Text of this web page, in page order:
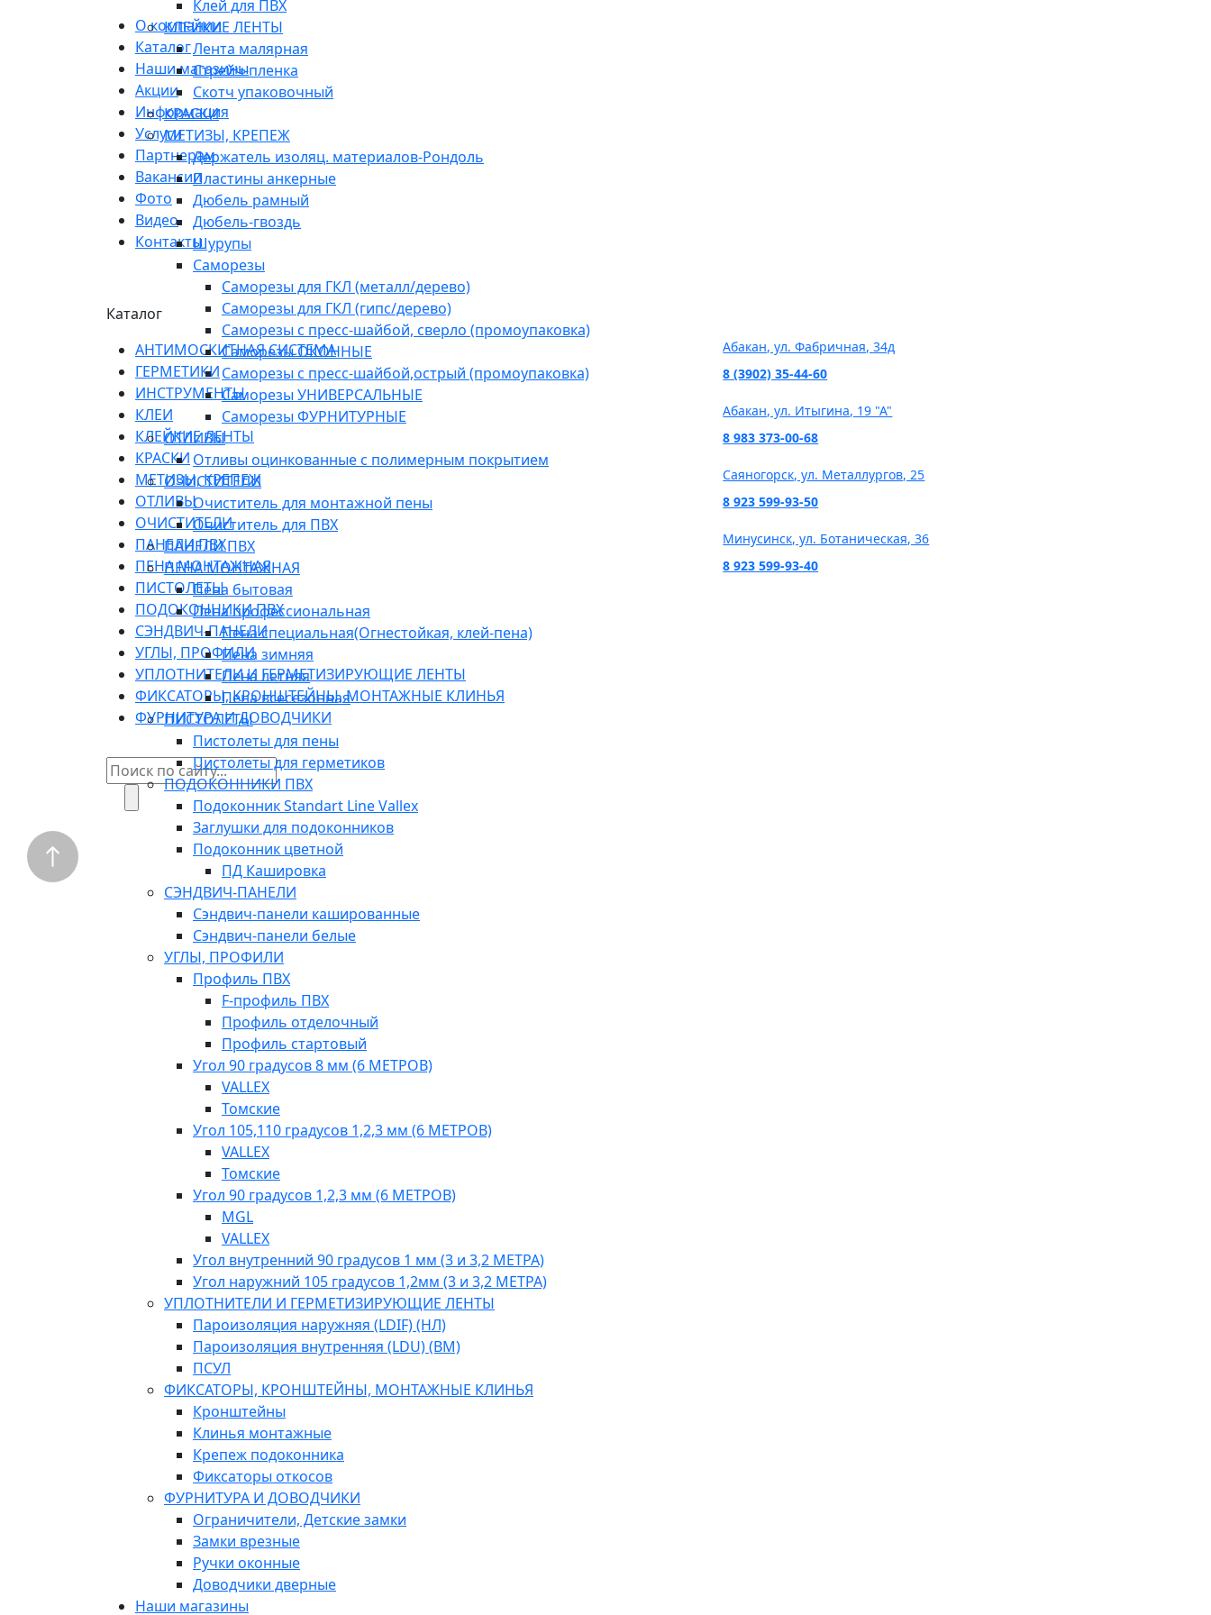
Клей для ПВХ
КЛЕЙКИЕ ЛЕНТЫ
Лента малярная
Стрейч-пленка
Скотч упаковочный
КРАСКИ
МЕТИЗЫ, КРЕПЕЖ
Держатель изоляц. материалов-Рондоль
Пластины анкерные
Дюбель рамный
Дюбель-гвоздь
Шурупы
Саморезы
Саморезы для ГКЛ (металл/дерево)
Саморезы для ГКЛ (гипс/дерево)
Саморезы с пресс-шайбой, сверло (промоупаковка)
Саморезы ОКОННЫЕ
Саморезы с пресс-шайбой,острый (промоупаковка)
Саморезы УНИВЕРСАЛЬНЫЕ
Саморезы ФУРНИТУРНЫЕ
ОТЛИВЫ
Отливы оцинкованные с полимерным покрытием
ОЧИСТИТЕЛИ
Очиститель для монтажной пены
Очиститель для ПВХ
ПАНЕЛИ ПВХ
ПЕНА МОНТАЖНАЯ
Пена бытовая
Пена профессиональная
Пена специальная(Огнестойкая, клей-пена)
Пена зимняя
Пена летняя
Пена всесезонная
ПИСТОЛЕТЫ
Пистолеты для пены
Пистолеты для герметиков
ПОДОКОННИКИ ПВХ
Подоконник Standart Line Vallex
Заглушки для подоконников
Подоконник цветной
ПД Кашировка
СЭНДВИЧ-ПАНЕЛИ
Сэндвич-панели кашированные
Сэндвич-панели белые
УГЛЫ, ПРОФИЛИ
Профиль ПВХ
F-профиль ПВХ
Профиль отделочный
Профиль стартовый
Угол 90 градусов 8 мм (6 МЕТРОВ)
VALLEX
Томские
Угол 105,110 градусов 1,2,3 мм (6 МЕТРОВ)
VALLEX
Томские
Угол 90 градусов 1,2,3 мм (6 МЕТРОВ)
MGL
VALLEX
Угол внутренний 90 градусов 1 мм (3 и 3,2 МЕТРА)
Угол наружний 105 градусов 1,2мм (3 и 3,2 МЕТРА)
УПЛОТНИТЕЛИ И ГЕРМЕТИЗИРУЮЩИЕ ЛЕНТЫ
Пароизоляция наружняя (LDIF) (НЛ)
Пароизоляция внутренняя (LDU) (ВМ)
ПСУЛ
ФИКСАТОРЫ, КРОНШТЕЙНЫ, МОНТАЖНЫЕ КЛИНЬЯ
Кронштейны
Клинья монтажные
Крепеж подоконника
Фиксаторы откосов
ФУРНИТУРА И ДОВОДЧИКИ
Ограничители, Детские замки
Замки врезные
Ручки оконные
Доводчики дверные
Наши магазины
О компании
Каталог
Наши магазины
Акции
Информация
Услуги
Партнерам
Вакансии
Фото
Видео
Контакты
Каталог
АНТИМОСКИТНАЯ СИСТЕМА
ГЕРМЕТИКИ
ИНСТРУМЕНТЫ
КЛЕИ
КЛЕЙКИЕ ЛЕНТЫ
КРАСКИ
МЕТИЗЫ, КРЕПЕЖ
ОТЛИВЫ
ОЧИСТИТЕЛИ
ПАНЕЛИ ПВХ
ПЕНА МОНТАЖНАЯ
ПИСТОЛЕТЫ
ПОДОКОННИКИ ПВХ
СЭНДВИЧ-ПАНЕЛИ
УГЛЫ, ПРОФИЛИ
УПЛОТНИТЕЛИ И ГЕРМЕТИЗИРУЮЩИЕ ЛЕНТЫ
ФИКСАТОРЫ, КРОНШТЕЙНЫ, МОНТАЖНЫЕ КЛИНЬЯ
ФУРНИТУРА И ДОВОДЧИКИ
Абакан, ул. Фабричная, 34д
8 (3902) 35-44-60
Абакан, ул. Итыгина, 19 "А"
8 983 373-00-68
Саяногорск, ул. Металлургов, 25
8 923 599-93-50
Минусинск, ул. Ботаническая, 36
8 923 599-93-40